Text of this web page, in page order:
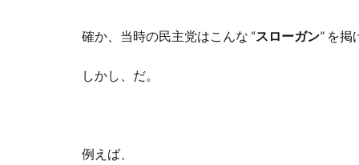
確か、当時の民主党はこんな “スローガン” を掲
しかし、だ。
例えば、